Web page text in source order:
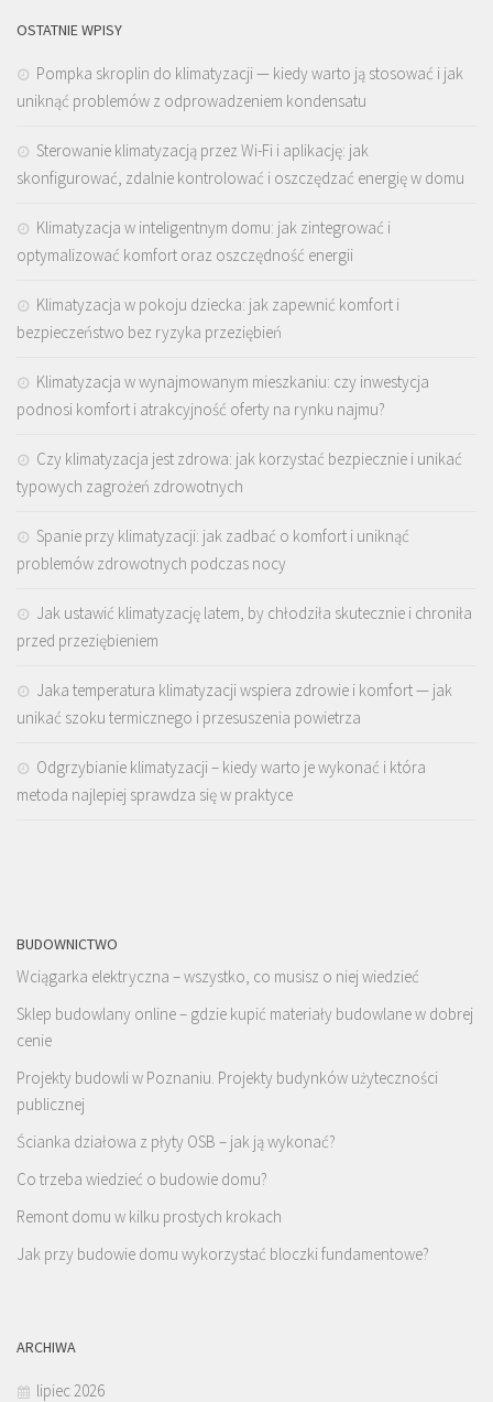
OSTATNIE WPISY
Pompka skroplin do klimatyzacji — kiedy warto ją stosować i jak
uniknąć problemów z odprowadzeniem kondensatu
Sterowanie klimatyzacją przez Wi-Fi i aplikację: jak
skonfigurować, zdalnie kontrolować i oszczędzać energię w domu
Klimatyzacja w inteligentnym domu: jak zintegrować i
optymalizować komfort oraz oszczędność energii
Klimatyzacja w pokoju dziecka: jak zapewnić komfort i
bezpieczeństwo bez ryzyka przeziębień
Klimatyzacja w wynajmowanym mieszkaniu: czy inwestycja
podnosi komfort i atrakcyjność oferty na rynku najmu?
Czy klimatyzacja jest zdrowa: jak korzystać bezpiecznie i unikać
typowych zagrożeń zdrowotnych
Spanie przy klimatyzacji: jak zadbać o komfort i uniknąć
problemów zdrowotnych podczas nocy
Jak ustawić klimatyzację latem, by chłodziła skutecznie i chroniła
przed przeziębieniem
Jaka temperatura klimatyzacji wspiera zdrowie i komfort — jak
unikać szoku termicznego i przesuszenia powietrza
Odgrzybianie klimatyzacji – kiedy warto je wykonać i która
metoda najlepiej sprawdza się w praktyce
BUDOWNICTWO
Wciągarka elektryczna – wszystko, co musisz o niej wiedzieć
Sklep budowlany online – gdzie kupić materiały budowlane w dobrej
cenie
Projekty budowli w Poznaniu. Projekty budynków użyteczności
publicznej
Ścianka działowa z płyty OSB – jak ją wykonać?
Co trzeba wiedzieć o budowie domu?
Remont domu w kilku prostych krokach
Jak przy budowie domu wykorzystać bloczki fundamentowe?
ARCHIWA
lipiec 2026